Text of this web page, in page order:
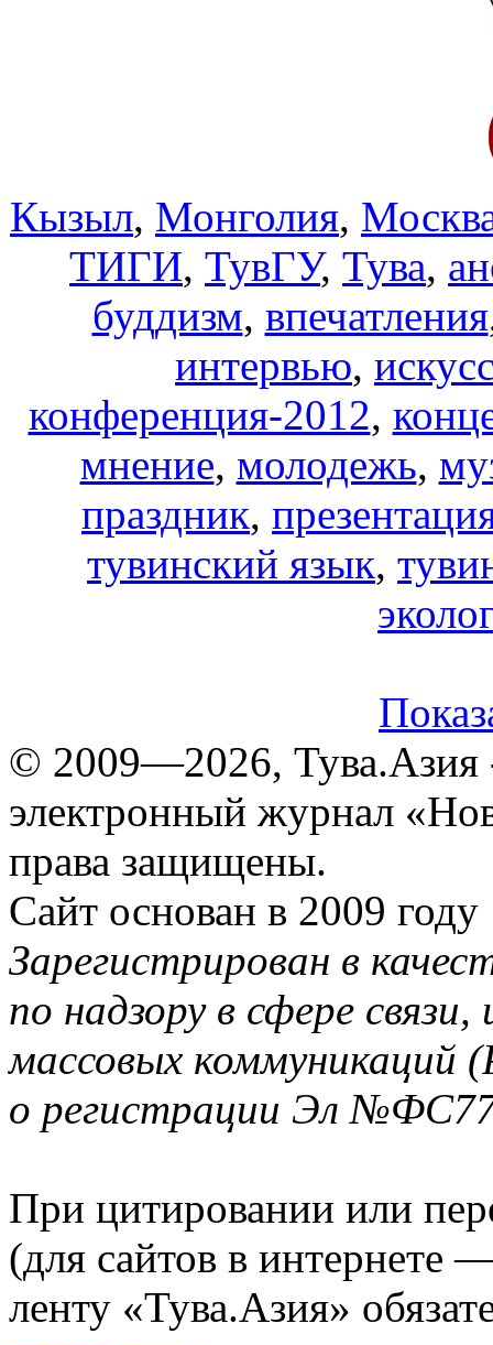
Кызыл, Монголия,
ТИГИ, ТувГУ, Тува,
буддизм, впечатления
интервью,
конференция-2012,
мнение, молодежь,
праздник,
тувинский язык,
© 2009—2026, Тува.Азия
электронный журнал
права защищены.
Сайт основан в 2009 году
Зарегистрирован в
по надзору в сфере
массовых коммуникаций
о регистрации Эл
При цитировании или
(для сайтов в интернете
ленту «Тува.Азия»